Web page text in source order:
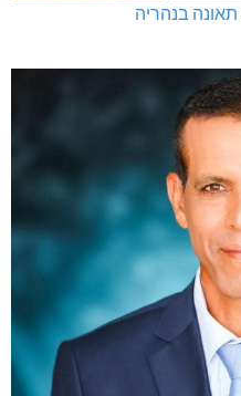
בנהריה